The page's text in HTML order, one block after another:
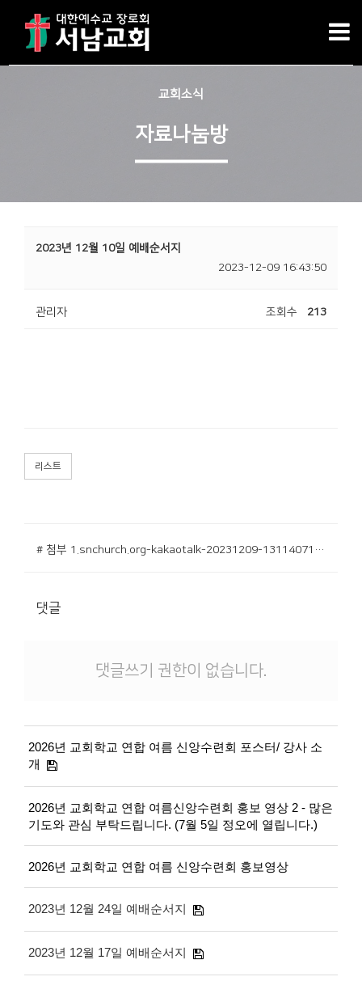
교회소식
자료나눔방
2023년 12월 10일 예배순서지
2023-12-09 16:43:50
관리자 조회수 213
리스트
# 첨부 1.snchurch.org-kakaotalk-20231209-131140719-1140x595.jpg
댓글
댓글쓰기 권한이 없습니다.
2026년 교회학교 연합 여름 신앙수련회 포스터/ 강사 소
개
2026년 교회학교 연합 여름신앙수련회 홍보 영상 2 - 많은
기도와 관심 부탁드립니다. (7월 5일 정오에 열립니다.)
2026년 교회학교 연합 여름 신앙수련회 홍보영상
2023년 12월 24일 예배순서지
2023년 12월 17일 예배순서지